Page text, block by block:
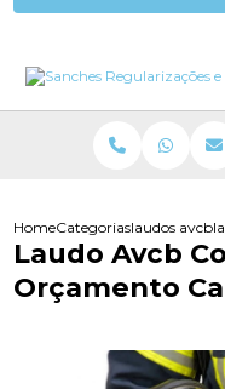
HomeCategoriaslaudos avcb
Laudo Avcb
Orçamento